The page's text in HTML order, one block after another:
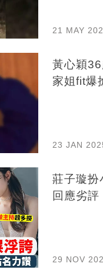
21 MAY
黃心穎
家姐fit爆
23 JAN
莊子璇扮
回應劣評
29 NOV